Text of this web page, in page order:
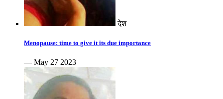
देश
Menopause: time to give it its due importance
— May 27 2023